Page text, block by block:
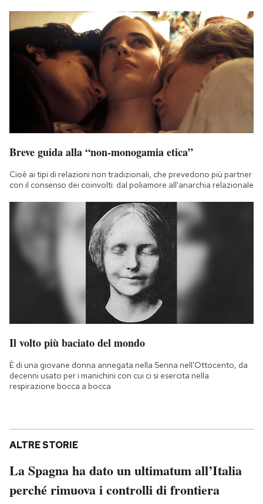
Breve guida alla “non-monogamia etica”
Cioè ai tipi di relazioni non tradizionali, che prevedono più partner
con il consenso dei coinvolti: dal poliamore all'anarchia relazionale
Il volto più baciato del mondo
È di una giovane donna annegata nella Senna nell'Ottocento, da
decenni usato per i manichini con cui ci si esercita nella
respirazione bocca a bocca
ALTRE STORIE
La Spagna ha dato un ultimatum all’Italia
perché rimuova i controlli di frontiera